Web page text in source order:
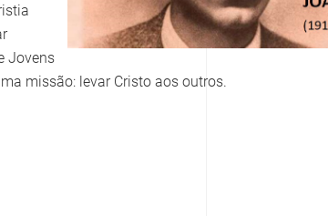
Jovens
missão: levar Cristo aos outros.